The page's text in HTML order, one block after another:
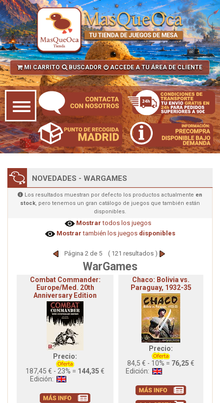
MI CARRITO BUSCADOR ACCEDE A TU ÁREA DE CLIENTE
NOVEDADES - WARGAMES
Los resultados muestran por defecto los productos actualmente en
stock, pero tenemos un gran catálogo de juegos que también están
disponibles.
Mostrar todos los juegos
Mostrar también los juegos disponibles
Página 2 de 5 ( 121 resultados )
WarGames
Combat Commander:
Europe/Med. 20th
Anniversary Edition
Precio:
187,45 € - 23% = 144,35 €
Edición:
Chaco: Bolivia vs.
Paraguay, 1932-35
Precio:
84,5 € - 10% = 76,25 €
Edición: